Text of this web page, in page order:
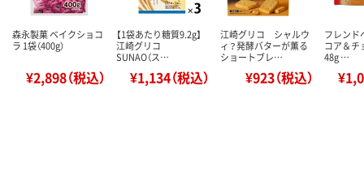
森永製菓 ベイクショコ
ラ 1袋（400g）
¥2,898（税込）
【1袋あたり糖質9.2g】
江崎グリコ
SUNAO（ス…
¥1,134（税込）
江崎グリコ シャルウ
ィ？発酵バターが薫る
ショートブレ…
¥923（税込）
フレンド
コア＆チ
48g …